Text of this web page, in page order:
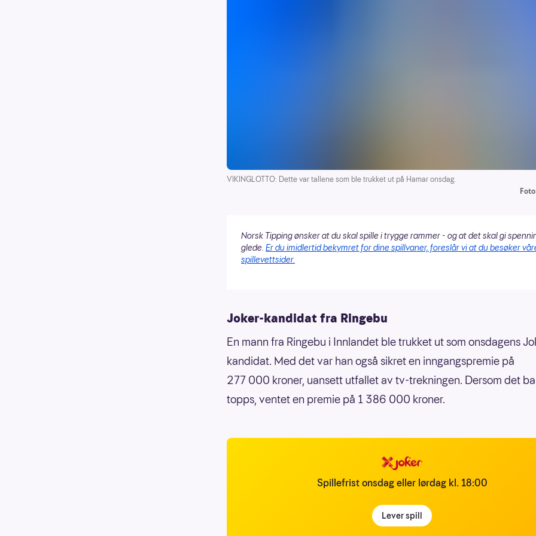
VIKINGLOTTO: Dette var tallene som ble trukket ut på Hamar onsdag.
Norsk Tipping ønsker at du skal spille i trygge rammer - og at det skal gi
glede. Er du imidlertid bekymret for dine spillvaner, foreslår vi at du besøker
spillevettsider.
Joker-kandidat fra Ringebu
En mann fra Ringebu i Innlandet ble trukket ut som onsdagens
kandidat. Med det var han også sikret en inngangspremie på
277 000 kroner, uansett utfallet av tv-trekningen. Dersom det
topps, ventet en premie på 1 386 000 kroner.
Spillefrist onsdag eller lørdag kl. 18:00
Lever spill